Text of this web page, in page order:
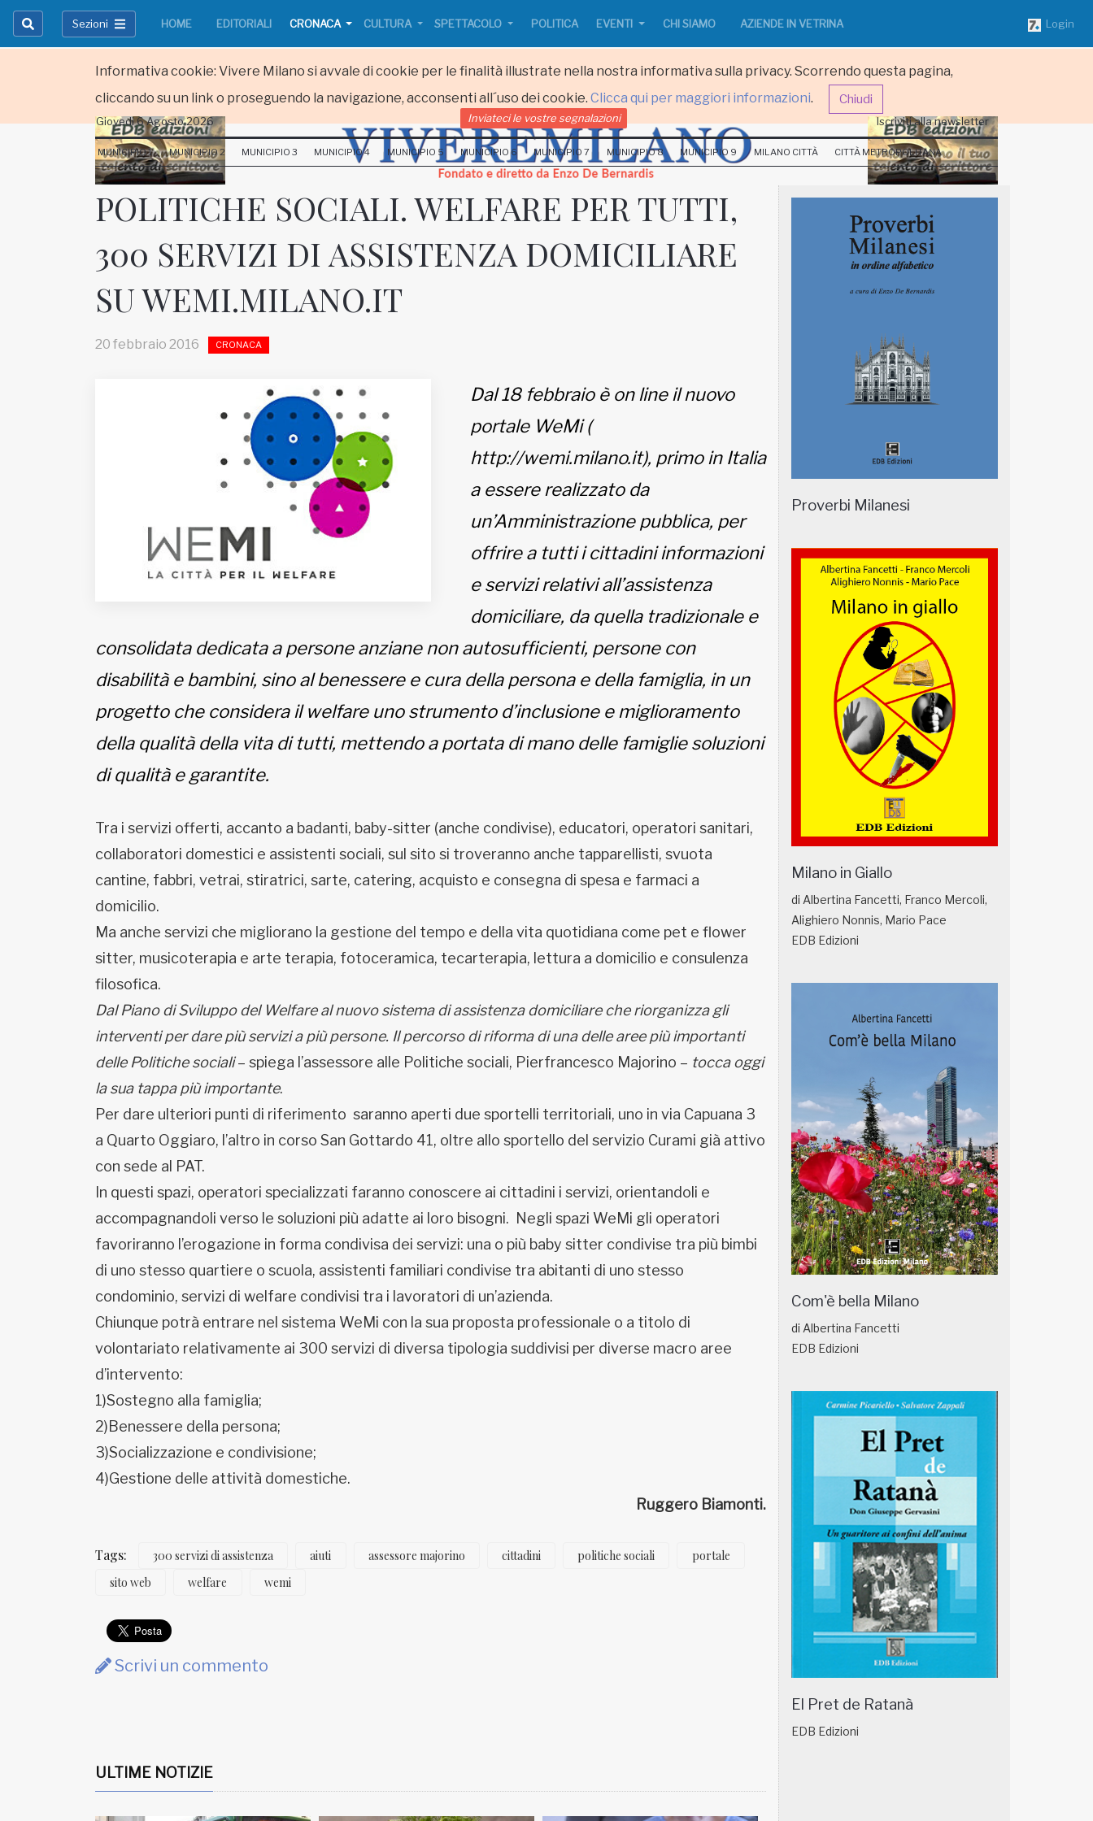
Informativa cookie: Vivere Milano si avvale di cookie per le finalità illustrate nella nostra informativa sulla privacy. Scorrendo questa pagina,
cliccando su un link o proseguendo la navigazione, acconsenti all´uso dei cookie. Clicca qui per maggiori informazioni. Chiudi
Sezioni HOME EDITORIALI CRONACA CULTURA SPETTACOLO POLITICA EVENTI CHI SIAMO AZIENDE IN VETRINA Login
Inviateci le vostre segnalazioni
Iscriviti alla newsletter
www.viveremilano.info
Giovedi 6 Agosto 2026 Inviateci le vostre segnalazioni Iscriviti alla newsletter
MUNICIPIO 1 MUNICIPIO 2 MUNICIPIO 3 MUNICIPIO 4 MUNICIPIO 5 MUNICIPIO 6 MUNICIPIO 7 MUNICIPIO 8 MUNICIPIO 9 MILANO CITTÀ CITTÀ METROPOLITANA
POLITICHE SOCIALI. WELFARE PER TUTTI,
300 SERVIZI DI ASSISTENZA DOMICILIARE
SU WEMI.MILANO.IT
20 febbraio 2016 CRONACA
Dal 18 febbraio è on line il nuovo
portale WeMi (
http://wemi.milano.it), primo in Italia
a essere realizzato da
un’Amministrazione pubblica, per
offrire a tutti i cittadini informazioni
e servizi relativi all’assistenza
domiciliare, da quella tradizionale e
consolidata dedicata a persone anziane non autosufficienti, persone con
disabilità e bambini, sino al benessere e cura della persona e della famiglia, in un
progetto che considera il welfare uno strumento d’inclusione e miglioramento
della qualità della vita di tutti, mettendo a portata di mano delle famiglie soluzioni
di qualità e garantite.
Tra i servizi offerti, accanto a badanti, baby-sitter (anche condivise), educatori, operatori sanitari,
collaboratori domestici e assistenti sociali, sul sito si troveranno anche tapparellisti, svuota
cantine, fabbri, vetrai, stiratrici, sarte, catering, acquisto e consegna di spesa e farmaci a
domicilio.
Ma anche servizi che migliorano la gestione del tempo e della vita quotidiana come pet e flower
sitter, musicoterapia e arte terapia, fotoceramica, tecarterapia, lettura a domicilio e consulenza
filosofica.
Dal Piano di Sviluppo del Welfare al nuovo sistema di assistenza domiciliare che riorganizza gli
interventi per dare più servizi a più persone. Il percorso di riforma di una delle aree più importanti
delle Politiche sociali– spiega l’assessore alle Politiche sociali, Pierfrancesco Majorino – tocca oggi
la sua tappa più importante.
Per dare ulteriori punti di riferimento saranno aperti due sportelli territoriali, uno in via Capuana 3
a Quarto Oggiaro, l’altro in corso San Gottardo 41, oltre allo sportello del servizio Curami già attivo
con sede al PAT.
In questi spazi, operatori specializzati faranno conoscere ai cittadini i servizi, orientandoli e
accompagnandoli verso le soluzioni più adatte ai loro bisogni. Negli spazi WeMi gli operatori
favoriranno l’erogazione in forma condivisa dei servizi: una o più baby sitter condivise tra più bimbi
di uno stesso quartiere o scuola, assistenti familiari condivise tra abitanti di uno stesso
condominio, servizi di welfare condivisi tra i lavoratori di un’azienda.
Chiunque potrà entrare nel sistema WeMi con la sua proposta professionale o a titolo di
volontariato relativamente ai 300 servizi di diversa tipologia suddivisi per diverse macro aree
d’intervento:
1)Sostegno alla famiglia;
2)Benessere della persona;
3)Socializzazione e condivisione;
4)Gestione delle attività domestiche.
Ruggero Biamonti.
Tags: 300 servizi di assistenza aiuti assessore majorino cittadini politiche sociali
portale
sito web
welfare wemi
Scrivi un commento
ULTIME NOTIZIE
Proverbi Milanesi
Milano in Giallo
di Albertina Fancetti, Franco Mercoli,
Alighiero Nonnis, Mario Pace
EDB Edizioni
Com'è bella Milano
di Albertina Fancetti
EDB Edizioni
El Pret de Ratanà
EDB Edizioni